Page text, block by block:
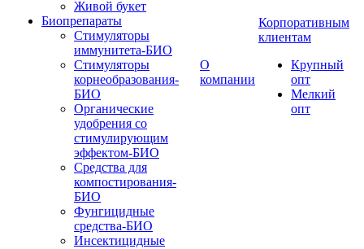
Живой букет
Биопрепараты
Стимуляторы
иммунитета-БИО
Стимуляторы
корнеобразования-
БИО
Органические
удобрения со
стимулирующим
эффектом-БИО
Средства для
компостирования-
БИО
Фунгицидные
средства-БИО
Инсектицидные
О
компании
Корпоративным
клиентам
Крупный
опт
Мелкий
опт